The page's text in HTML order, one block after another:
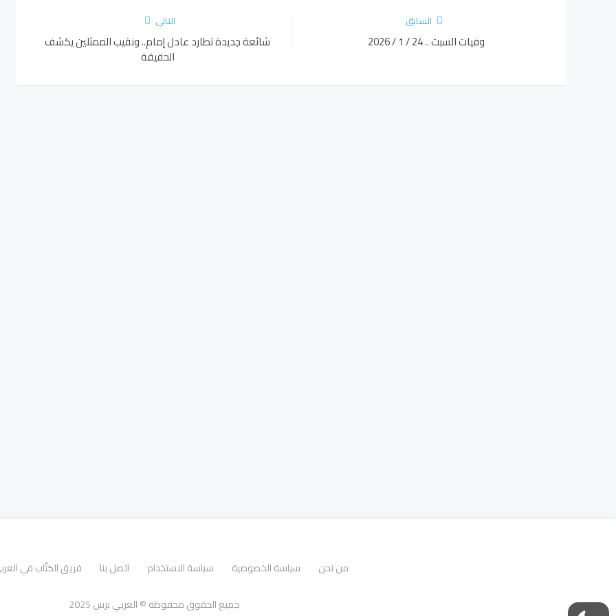
السابق
وفيات السبت .. 24 / 1 / 2026
التالي
شائعة جديدة تطارد عادل إمام.. ونقيب الممثلين يكشف
الحقيقة
من نحن سياسة الخصوصية سياسة الاستخدام اتصل بنا فريق الكتّاب في
جميع الحقوق محفوظة © العربي برس 2025